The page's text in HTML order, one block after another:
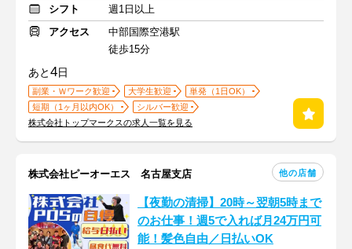
シフト
週1日以上
アクセス
中部国際空港駅
徒歩15分
あと4日
副業・Ｗワーク歓迎 大学生歓迎
単発（1日OK）
短期（1ヶ月以内OK）
シルバー歓迎
株式会社トップマークスの求人一覧を見る
株式会社ピーオーエス 名古屋支店 他の店舗
【夜勤の清掃】20時～翌朝5時まで
のお仕事！週5で入れば月24万円可
能！髪色自由／日払いOK